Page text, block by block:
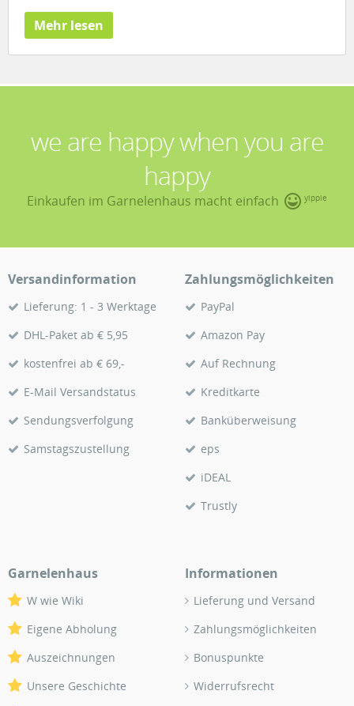
Mehr lesen
we are happy when you are
happy
Einkaufen im Garnelenhaus macht einfach yippie
Versandinformation
Lieferung: 1 - 3 Werktage
DHL-Paket ab € 5,95
kostenfrei ab € 69,-
E-Mail Versandstatus
Sendungsverfolgung
Samstagszustellung
Zahlungsmöglichkeiten
PayPal
Amazon Pay
Auf Rechnung
Kreditkarte
Banküberweisung
eps
iDEAL
Trustly
Garnelenhaus
W wie Wiki
Eigene Abholung
Auszeichnungen
Unsere Geschichte
Informationen
Lieferung und Versand
Zahlungsmöglichkeiten
Bonuspunkte
Widerrufsrecht